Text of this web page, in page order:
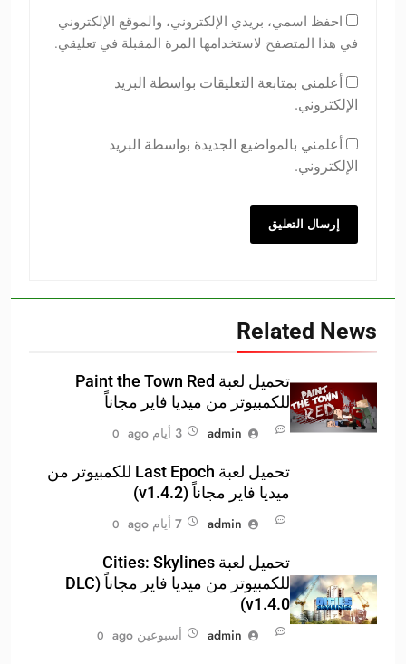
احفظ اسمي، بريدي الإلكتروني، والموقع الإلكتروني
في هذا المتصفح لاستخدامها المرة المقبلة في تعليقي.
أعلمني بمتابعة التعليقات بواسطة البريد
الإلكتروني.
أعلمني بالمواضيع الجديدة بواسطة البريد
الإلكتروني.
Related News
تحميل لعبة Paint the Town Red
للكمبيوتر من ميديا فاير مجاناً
admin
3 أيام ago 0
تحميل لعبة Last Epoch للكمبيوتر من
ميديا فاير مجاناً (v1.4.2)
admin
7 أيام ago 0
تحميل لعبة Cities: Skylines
للكمبيوتر من ميديا فاير مجاناً (DLC
v1.4.0)
admin
أسبوعين ago 0